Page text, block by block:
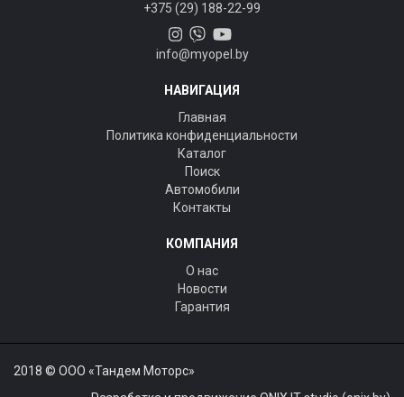
+375 (29) 188-22-99
info@myopel.by
НАВИГАЦИЯ
Главная
Политика конфиденциальности
Каталог
Поиск
Автомобили
Контакты
КОМПАНИЯ
О нас
Новости
Гарантия
2018 © ООО «Тандем Моторс»